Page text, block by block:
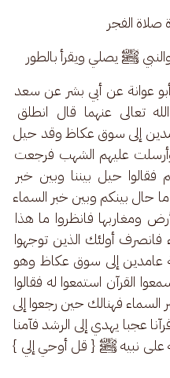
صلاة الفجر
ﷺ يصلي ويقرأ بالطور
أبو عوانة عن أبي بشر عن سعد
تعالى عنهما قال انطلق
إلى سوق عكاظ وقد حيل
عليهم الشهب فرجعت
فقالوا حيل بيننا وبين خبر
حال بينكم وبين خبر السماء
ومغاربها فانظروا ما هذا
أولئك الذين توجهوا
عامدين إلى سوق عكاظ وهو
القرآن استمعوا له فقالوا
السماء فهنالك حين رجعوا إلى
عجبا يهدي إلى الرشد فآمنا
على نبيه ﷺ { قل أوحي إلي }